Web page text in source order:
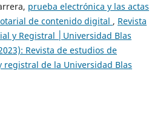
prueba electrónica y las actas
de contenido digital , Revista
y Registral │Universidad Blas
Revista de estudios de
registral de la Universidad Blas